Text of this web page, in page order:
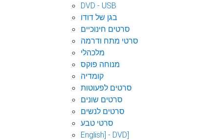
DVD - USB
בגן של דודו
סרטים חינוכיים
סרטי מתח ודרמה
מלכהלי
מנוחה פוקס
קומדיה
סרטים לפעוטות
סרטים שונים
סרטים לנשים
סרטי טבע
English] - DVD]